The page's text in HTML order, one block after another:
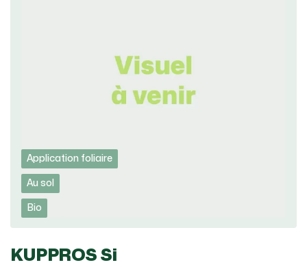
Application foliaire
Au sol
Bio
KUPPROS Si